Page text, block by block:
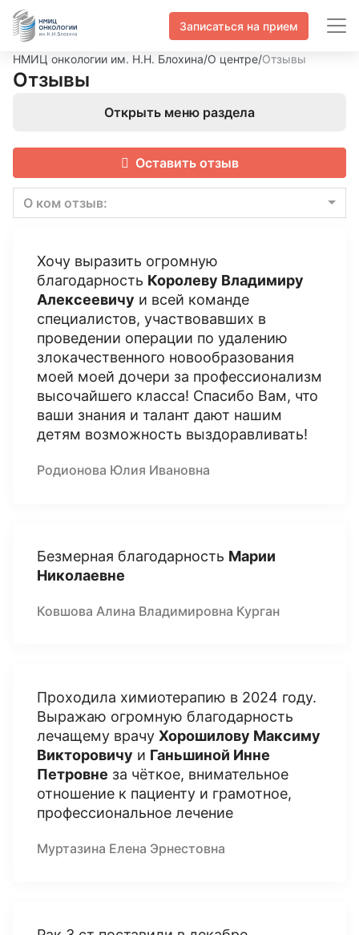
Записаться на прием
НМИЦ онкологии им. Н.Н. Блохина/О центре/Отзывы
Отзывы
Открыть меню раздела
Оставить отзыв
О ком отзыв:
Хочу выразить огромную
благодарность Королеву Владимиру
Алексеевичу и всей команде
специалистов, участвовавших в
проведении операции по удалению
злокачественного новообразования
моей моей дочери за профессионализм
высочайшего класса! Спасибо Вам, что
ваши знания и талант дают нашим
детям возможность выздоравливать!
Родионова Юлия Ивановна
Безмерная благодарность Марии
Николаевне
Ковшова Алина Владимировна Курган
Проходила химиотерапию в 2024 году.
Выражаю огромную благодарность
лечащему врачу Хорошилову Максиму
Викторовичу и Ганьшиной Инне
Петровне за чёткое, внимательное
отношение к пациенту и грамотное,
профессиональное лечение
Муртазина Елена Эрнестовна